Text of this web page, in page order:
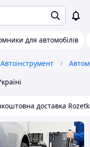
для автомобілів
Автоінструмент
доставка